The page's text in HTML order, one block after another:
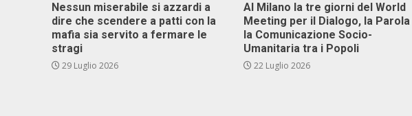
Nessun miserabile si azzardi a
dire che scendere a patti con la
mafia sia servito a fermare le
stragi
29 Luglio 2026
Al Milano la tre giorni del World
Meeting per il Dialogo, la Parola
la Comunicazione Socio-
Umanitaria tra i Popoli
22 Luglio 2026